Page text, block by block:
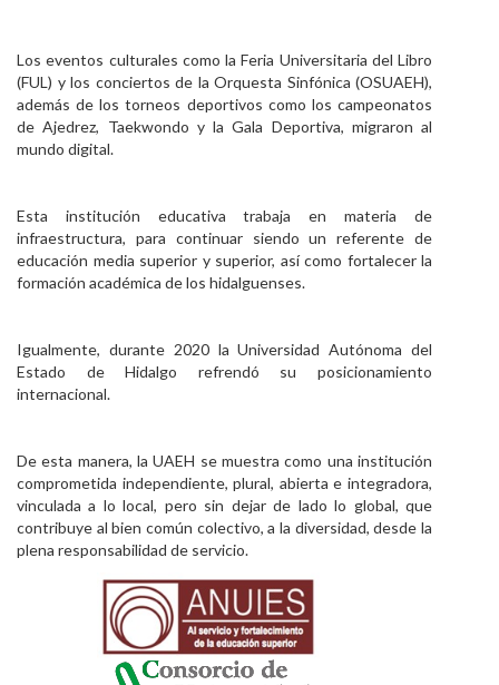
Los eventos culturales como la Feria Universitaria del Libro
(FUL) y los conciertos de la Orquesta Sinfónica (OSUAEH),
además de los torneos deportivos como los campeonatos
de Ajedrez, Taekwondo y la Gala Deportiva, migraron al
mundo digital.
Esta institución educativa trabaja en materia de
infraestructura, para continuar siendo un referente de
educación media superior y superior, así como fortalecer la
formación académica de los hidalguenses.
Igualmente, durante 2020 la Universidad Autónoma del
Estado de Hidalgo refrendó su posicionamiento
internacional.
De esta manera, la UAEH se muestra como una institución
comprometida independiente, plural, abierta e integradora,
vinculada a lo local, pero sin dejar de lado lo global, que
contribuye al bien común colectivo, a la diversidad, desde la
plena responsabilidad de servicio.